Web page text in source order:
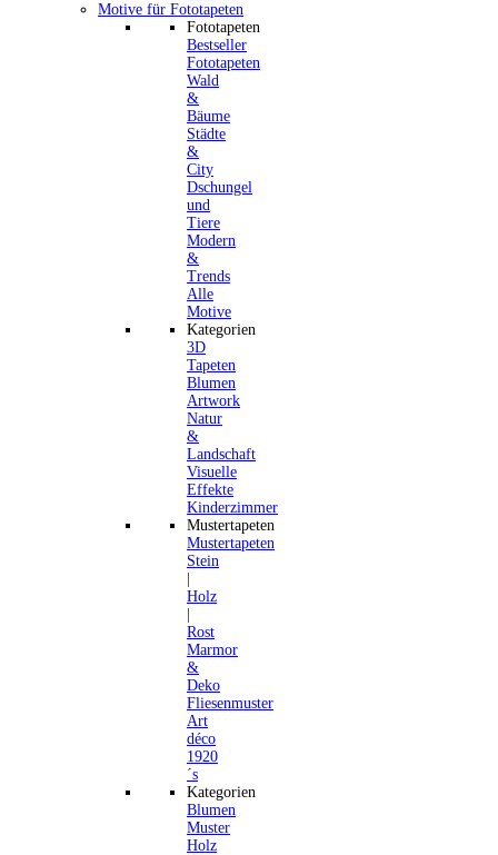
Motive für Fototapeten
Fototapeten
Bestseller
Fototapeten
Wald
&
Bäume
Städte
&
City
Dschungel
und
Tiere
Modern
&
Trends
Alle
Motive
Kategorien
3D
Tapeten
Blumen
Artwork
Natur
&
Landschaft
Visuelle
Effekte
Kinderzimmer
Mustertapeten
Mustertapeten
Stein
Holz
Rost
Marmor
&
Deko
Fliesenmuster
Art
déco
1920
´s
Kategorien
Blumen
Muster
Holz